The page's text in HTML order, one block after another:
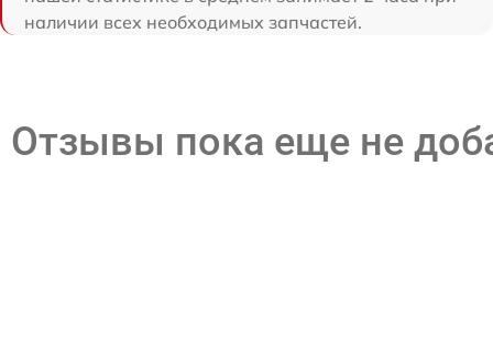
наличии всех необходимых запчастей.
Отзывы пока еще не